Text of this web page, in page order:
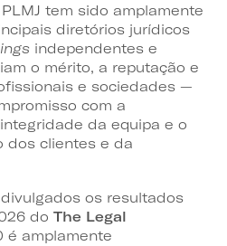
tem sido amplamente
diretórios jurídicos
independentes e
o mérito, a reputação e
e sociedades —
com a
da equipa e o
dos clientes e da
os resultados
do The Legal
é amplamente